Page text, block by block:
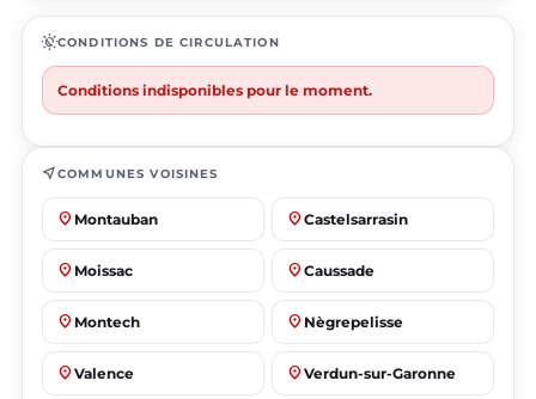
routineCONDITIONS DE CIRCULATION
Conditions indisponibles pour le moment.
near_meCOMMUNES VOISINES
place Montauban place Castelsarrasin
place Moissac place Caussade
place Montech place Nègrepelisse
place Valence place Verdun-sur-Garonne